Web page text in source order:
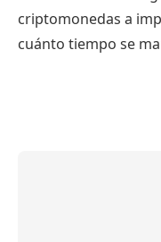
criptomonedas a
cuánto tiempo se